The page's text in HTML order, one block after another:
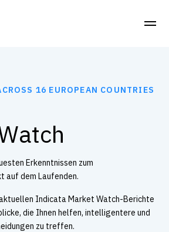
16 EUROPEAN COUNTRIES
Erkenntnissen zum
auf dem Laufenden.
Indicata Market Watch-Berichte
die Ihnen helfen, intelligentere und
zu treffen.